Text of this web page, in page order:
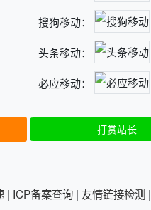
搜狗移动：
头条移动：
必应移动：
打赏站长
| ICP备案查询 | 友情链接检测 |